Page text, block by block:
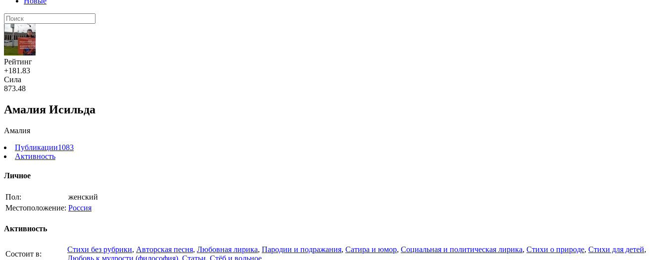
Рейтинг
+181.83
Сила
873.48
Амалия Исильда
Амалия
Публикации1083
Активность
Личное
Пол:
женский
Местоположение: Россия
Активность
Состоит в:
Стихи без рубрики, Aвторская песня, Любовная лирика, Пародии и подражания, Сатира и юмор, Социальная и политическая лирика, Стихи о природе, Стихи для детей,